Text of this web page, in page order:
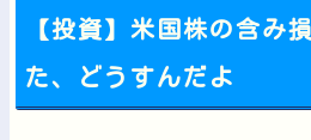
【投資】米国株の含み
た、どうすんだよ